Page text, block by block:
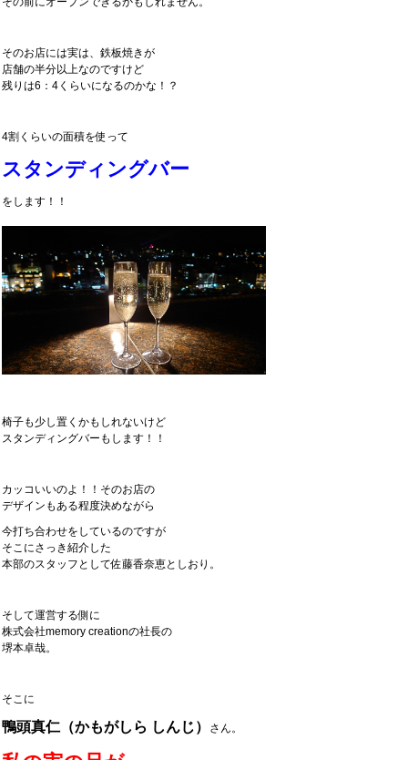
そのお店には実は、鉄板焼きが
店舗の半分以上なのですけど
残りは6：4くらいになるのかな！？
4割くらいの面積を使って
スタンディングバー
をします！！
椅子も少し置くかもしれないけど
スタンディングバーもします！！
カッコいいのよ！！そのお店の
デザインもある程度決めながら
今打ち合わせをしているのですが
そこにさっき紹介した
本部のスタッフとして佐藤香奈恵としおり。
そして運営する側に
株式会社memory creationの社長の
堺本卓哉。
そこに
鴨頭真仁（かもがしら しんじ） さん。